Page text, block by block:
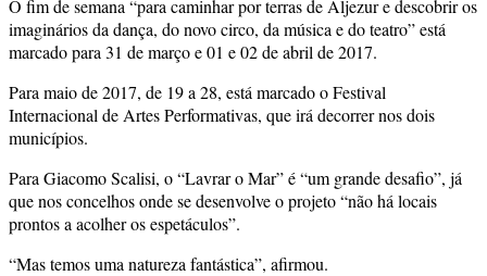
O fim de semana “para caminhar por terras de Aljezur e descobrir os
imaginários da dança, do novo circo, da música e do teatro” está
marcado para 31 de março e 01 e 02 de abril de 2017.
Para maio de 2017, de 19 a 28, está marcado o Festival
Internacional de Artes Performativas, que irá decorrer nos dois
municípios.
Para Giacomo Scalisi, o “Lavrar o Mar” é “um grande desafio”, já
que nos concelhos onde se desenvolve o projeto “não há locais
prontos a acolher os espetáculos”.
“Mas temos uma natureza fantástica”, afirmou.